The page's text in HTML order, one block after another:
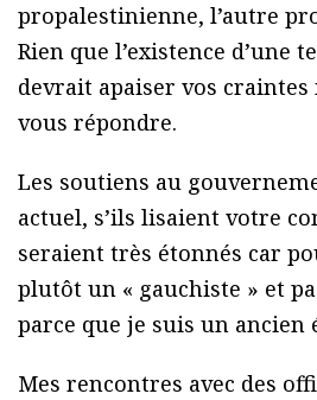
propalestinienne, l’autre
Rien que l’existence d’une
devrait apaiser vos craintes
vous répondre.
Les soutiens au
actuel, s’ils lisaient votre
seraient très étonnés car
plutôt un « gauchiste » et
parce que je suis un ancien
Mes rencontres avec des